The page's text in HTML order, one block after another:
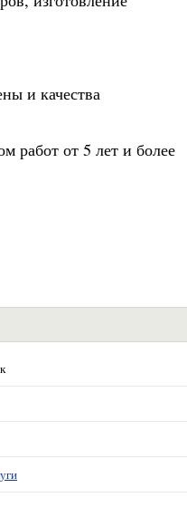
и качества
работ от 5 лет и более